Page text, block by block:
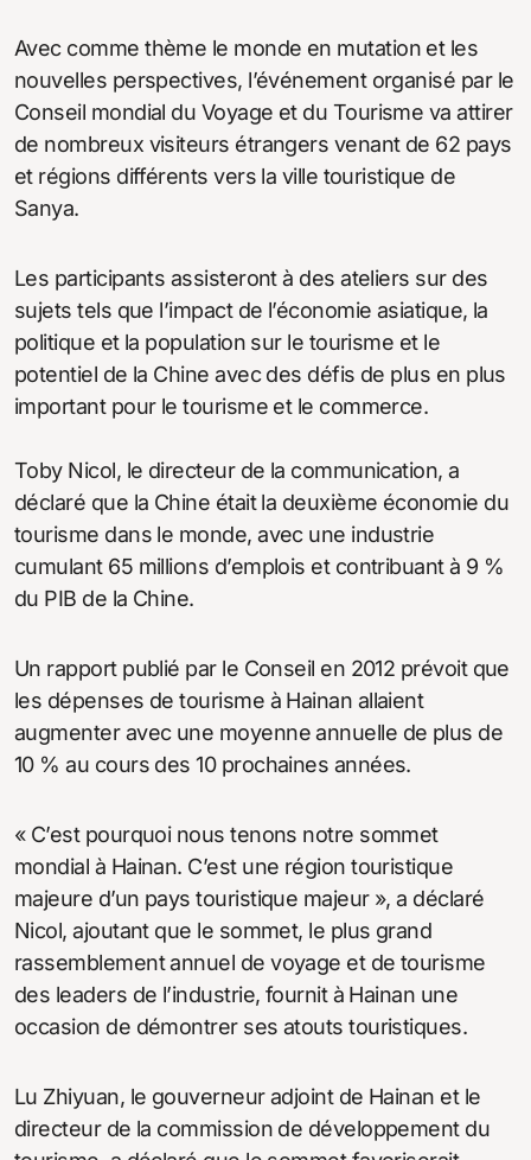
Avec comme thème le monde en mutation et les
nouvelles perspectives, l’événement organisé par le
Conseil mondial du Voyage et du Tourisme va attirer
de nombreux visiteurs étrangers venant de 62 pays
et régions différents vers la ville touristique de
Sanya.
Les participants assisteront à des ateliers sur des
sujets tels que l’impact de l’économie asiatique, la
politique et la population sur le tourisme et le
potentiel de la Chine avec des défis de plus en plus
important pour le tourisme et le commerce.
Toby Nicol, le directeur de la communication, a
déclaré que la Chine était la deuxième économie du
tourisme dans le monde, avec une industrie
cumulant 65 millions d’emplois et contribuant à 9 %
du PIB de la Chine.
Un rapport publié par le Conseil en 2012 prévoit que
les dépenses de tourisme à Hainan allaient
augmenter avec une moyenne annuelle de plus de
10 % au cours des 10 prochaines années.
« C’est pourquoi nous tenons notre sommet
mondial à Hainan. C’est une région touristique
majeure d’un pays touristique majeur », a déclaré
Nicol, ajoutant que le sommet, le plus grand
rassemblement annuel de voyage et de tourisme
des leaders de l’industrie, fournit à Hainan une
occasion de démontrer ses atouts touristiques.
Lu Zhiyuan, le gouverneur adjoint de Hainan et le
directeur de la commission de développement du